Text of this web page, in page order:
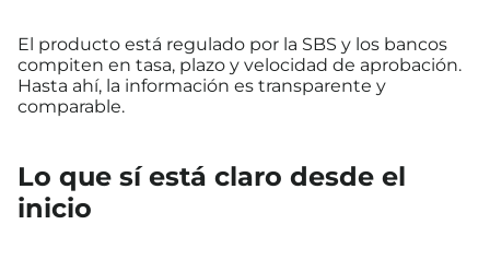
El producto está regulado por la SBS y los bancos
compiten en tasa, plazo y velocidad de aprobación.
Hasta ahí, la información es transparente y
comparable.
Lo que sí está claro desde el
inicio